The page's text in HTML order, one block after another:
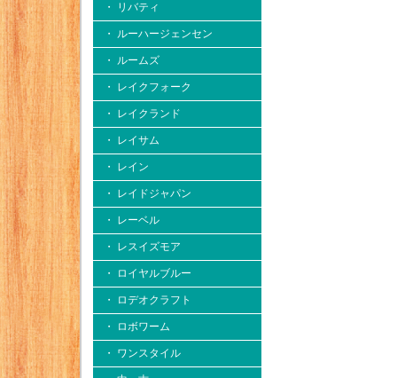
・ リバティ
・ ルーハージェンセン
・ ルームズ
・ レイクフォーク
・ レイクランド
・ レイサム
・ レイン
・ レイドジャパン
・ レーベル
・ レスイズモア
・ ロイヤルブルー
・ ロデオクラフト
・ ロボワーム
・ ワンスタイル